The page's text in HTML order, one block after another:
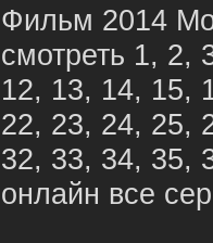
Фильм 2014
смотреть 1, 2,
12, 13, 14, 15,
22, 23, 24, 25,
32, 33, 34, 35,
онлайн все